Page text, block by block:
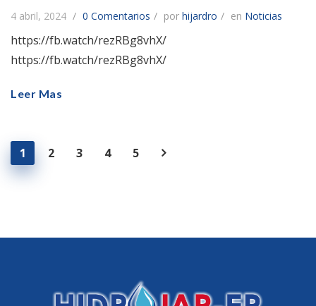
4 abril, 2024 0 Comentarios por hijardro en Noticias
https://fb.watch/rezRBg8vhX/
https://fb.watch/rezRBg8vhX/
Leer Mas
1 2 3 4 5